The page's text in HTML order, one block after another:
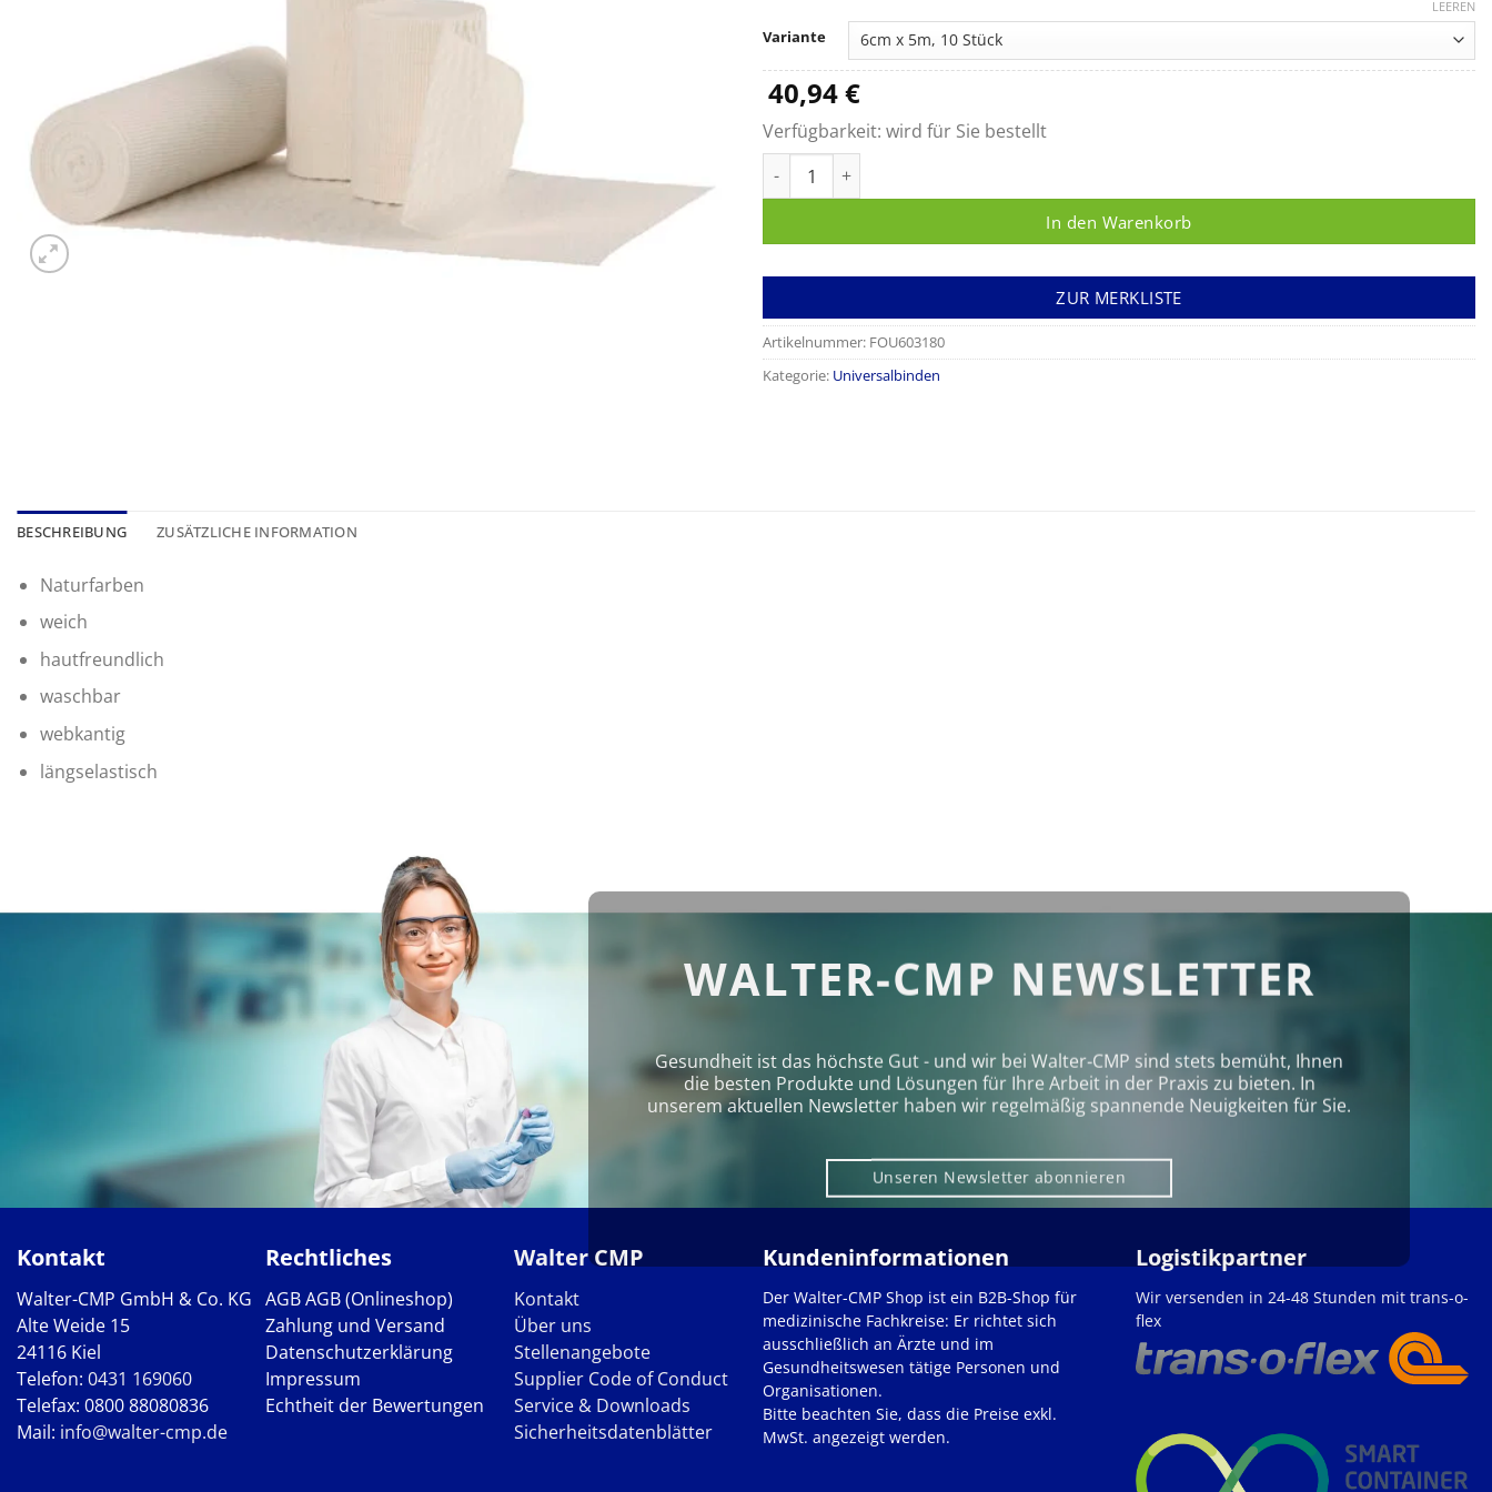
bis
70,21 €
Variante
LEEREN
40,94€
Verfügbarkeit: wird für Sie bestellt
In den Warenkorb
ZUR MERKLISTE
Artikelnummer: FOU603180
Kategorie: Universalbinden
BESCHREIBUNG ZUSÄTZLICHE INFORMATION
Naturfarben
weich
hautfreundlich
waschbar
webkantig
längselastisch
WALTER-CMP NEWSLETTER
Gesundheit ist das höchste Gut - und wir bei Walter‑CMP sind stets bemüht, Ihnen
die besten Produkte und Lösungen für Ihre Arbeit in der Praxis zu bieten. In
unserem aktuellen Newsletter haben wir regelmäßig spannende Neuigkeiten für Sie.
Unseren Newsletter abonnieren
Kontakt
Walter-CMP GmbH & Co. KG
Alte Weide 15
24116 Kiel
Telefon: 0431 169060
Telefax: 0800 88080836
Mail: info@walter-cmp.de
Rechtliches
AGBAGB (Onlineshop)
Zahlung und Versand
Datenschutzerklärung
Impressum
Echtheit der Bewertungen
Walter CMP
Kontakt
Über uns
Stellenangebote
Supplier Code of Conduct
Service & Downloads
Sicherheitsdatenblätter
Kundeninformationen
Der Walter-CMP Shop ist ein B2B-Shop für
medizinische Fachkreise: Er richtet sich
ausschließlich an Ärzte und im
Gesundheitswesen tätige Personen und
Organisationen.
Bitte beachten Sie, dass die Preise exkl.
MwSt. angezeigt werden.
Logistikpartner
Wir versenden in 24-48 Stunden mit trans-o-
flex